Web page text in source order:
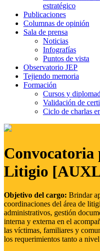
estratégico
Publicaciones
Columnas de opinión
Sala de prensa
Noticias
Infografías
Puntos de vista
Observatorio JEP
Tejiendo memoria
Formación
Cursos y
Validación de
Ciclo de charlas
Litigio
Objetivo del cargo: Brindar
coordinaciones del área de
administrativos, gestión
interna y externa en el
las víctimas, familiares y
los requerimientos tanto a